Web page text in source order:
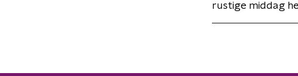
rustige middag